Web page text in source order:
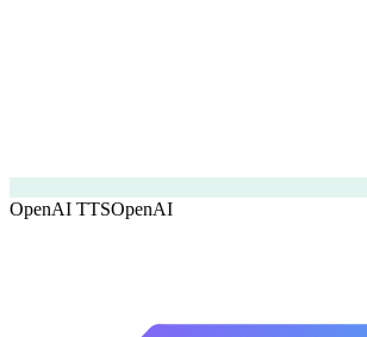
OpenAI TTSOpenAI